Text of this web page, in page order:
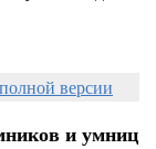
версии
и умниц